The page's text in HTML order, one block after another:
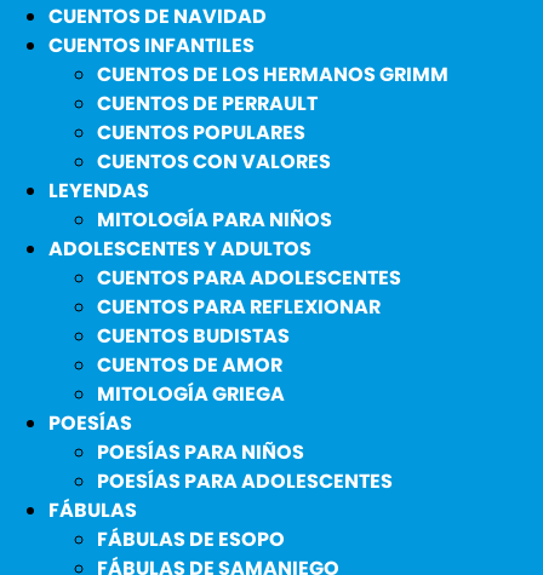
CUENTOS DE NAVIDAD
CUENTOS INFANTILES
CUENTOS DE LOS HERMANOS GRIMM
CUENTOS DE PERRAULT
CUENTOS POPULARES
CUENTOS CON VALORES
LEYENDAS
MITOLOGÍA PARA NIÑOS
ADOLESCENTES Y ADULTOS
CUENTOS PARA ADOLESCENTES
CUENTOS PARA REFLEXIONAR
CUENTOS BUDISTAS
CUENTOS DE AMOR
MITOLOGÍA GRIEGA
POESÍAS
POESÍAS PARA NIÑOS
POESÍAS PARA ADOLESCENTES
FÁBULAS
FÁBULAS DE ESOPO
FÁBULAS DE SAMANIEGO